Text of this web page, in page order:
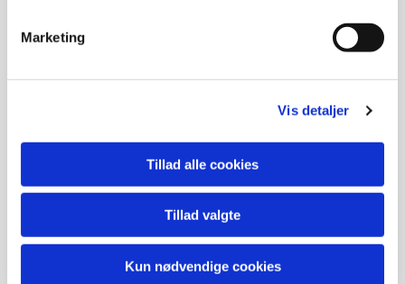
Marketing
Vis detaljer
Tillad alle cookies
Tillad valgte
Kun nødvendige cookies